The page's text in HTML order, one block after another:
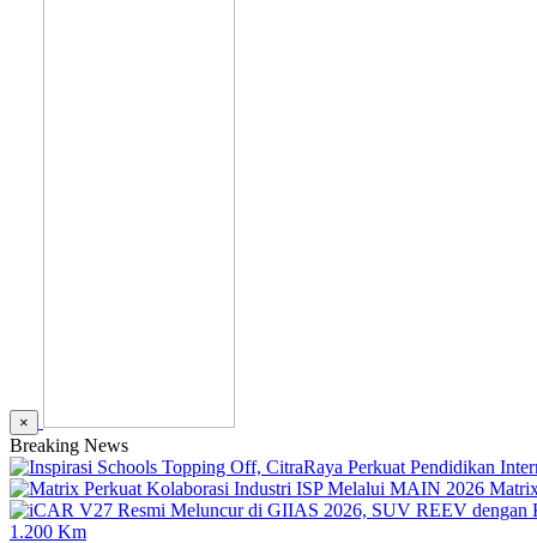
×
Breaking News
1.200 Km